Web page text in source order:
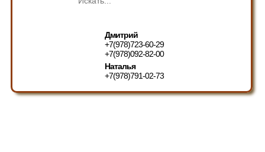
Дмитрий
+7(978)723-60-29
+7(978)092-82-00
Наталья
+7(978)791-02-73